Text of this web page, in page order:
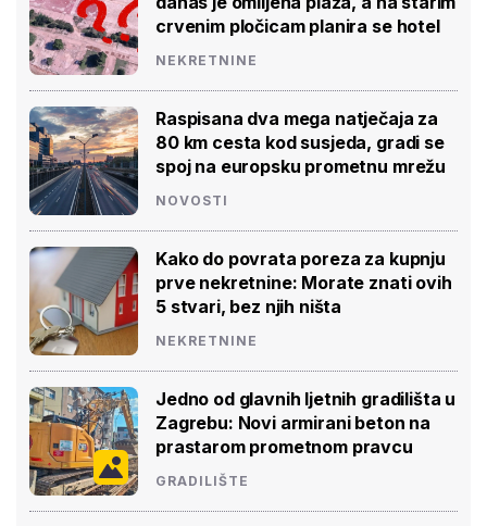
crvenim pločicam planira se hotel
NEKRETNINE
Raspisana dva mega natječaja za
80 km cesta kod susjeda, gradi se
spoj na europsku prometnu mrežu
NOVOSTI
Kako do povrata poreza za kupnju
prve nekretnine: Morate znati ovih
5 stvari, bez njih ništa
NEKRETNINE
Jedno od glavnih ljetnih gradilišta u
Zagrebu: Novi armirani beton na
prastarom prometnom pravcu
GRADILIŠTE